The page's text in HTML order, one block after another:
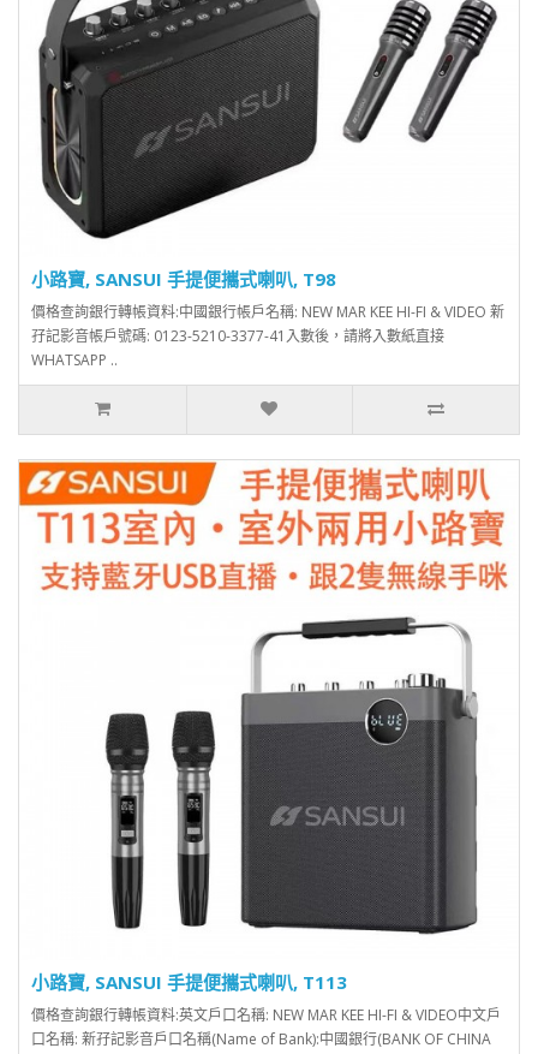
小路寶, SANSUI 手提便攜式喇叭, T98
價格查詢銀行轉帳資料:中國銀行帳戶名稱: NEW MAR KEE HI-FI & VIDEO 新
孖記影音帳戶號碼: 0123-5210-3377-41入數後，請將入數紙直接
WHATSAPP ..
小路寶, SANSUI 手提便攜式喇叭, T113
價格查詢銀行轉帳資料:英文戶口名稱: NEW MAR KEE HI-FI & VIDEO中文戶
口名稱: 新孖記影音戶口名稱(Name of Bank):中國銀行(BANK OF CHINA